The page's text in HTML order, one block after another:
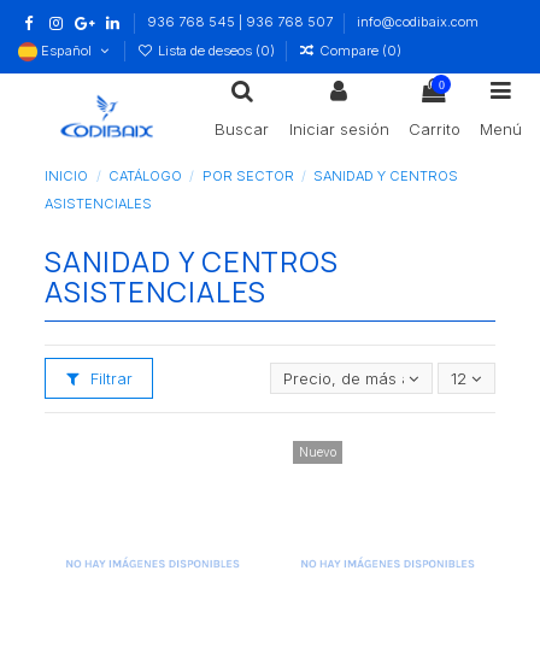
936 768 545 | 936 768 507
info@codibaix.com
Español
Lista de deseos (0) Compare (0)
Buscar Iniciar sesión
0
Carrito Menú
INICIO CATÁLOGO POR SECTOR
SANIDAD Y CENTROS
ASISTENCIALES
SANIDAD Y CENTROS
ASISTENCIALES
Filtrar Precio, de más alto a más bajo
12
Nuevo